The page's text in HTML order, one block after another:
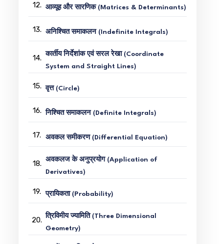
12. आव्यूह और सारणिक (Matrices & Determinants)
13. अनिश्चित समाकलन (Indefinite Integrals)
14.
कार्तीय निर्देशांक एवं सरल रेखा (Coordinate
System and Straight Lines)
15. वृत्त (Circle)
16. निश्चित समाकलन (Definite Integrals)
17. अवकल समीकरण (Differential Equation)
18.
अवकलज के अनुप्रयोग (Application of
Derivatives)
19. प्रायिकता (Probability)
20. त्रिविमीय ज्यामिति (Three Dimensional
Geometry)